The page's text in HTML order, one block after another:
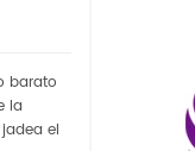
al por
barato
la
jadea el